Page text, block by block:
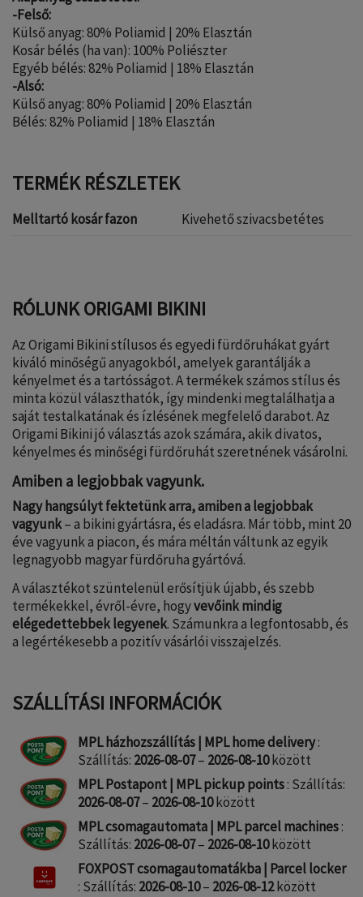
-Felső:
Külső anyag: 80% Poliamid | 20% Elasztán
Kosár bélés (ha van): 100% Poliészter
Egyéb bélés: 82% Poliamid | 18% Elasztán
-Alsó:
Külső anyag: 80% Poliamid | 20% Elasztán
Bélés: 82% Poliamid | 18% Elasztán
TERMÉK RÉSZLETEK
Melltartó kosár fazon Kivehető szivacsbetétes
RÓLUNK ORIGAMI BIKINI
Az Origami Bikini stílusos és egyedi fürdőruhákat gyárt
kiváló minőségű anyagokból, amelyek garantálják a
kényelmet és a tartósságot. A termékek számos stílus és
minta közül választhatók, így mindenki megtalálhatja a
saját testalkatának és ízlésének megfelelő darabot. Az
Origami Bikini jó választás azok számára, akik divatos,
kényelmes és minőségi fürdőruhát szeretnének vásárolni.
Amiben a legjobbak vagyunk.
Nagy hangsúlyt fektetünk arra, amiben a legjobbak
vagyunk– a bikini gyártásra, és eladásra. Már több, mint 20
éve vagyunk a piacon, és mára méltán váltunk az egyik
legnagyobb magyar fürdőruha gyártóvá.
A választékot szüntelenül erősítjük újabb, és szebb
termékekkel, évről-évre, hogyvevőink mindig
elégedettebbek legyenek. Számunkra a legfontosabb, és
a legértékesebb a pozitív vásárlói visszajelzés.
SZÁLLÍTÁSI INFORMÁCIÓK
MPL házhozszállítás | MPL home delivery:
Szállítás: 2026-08-07– 2026-08-10között
MPL Postapont | MPL pickup points: Szállítás:
2026-08-07– 2026-08-10között
MPL csomagautomata | MPL parcel machines:
Szállítás: 2026-08-07– 2026-08-10között
FOXPOST csomagautomatákba | Parcel locker
: Szállítás: 2026-08-10– 2026-08-12között